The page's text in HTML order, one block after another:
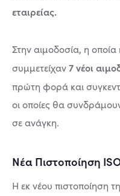
εταιρείας.
Στην αιμοδοσία, η οποία
συμμετείχαν7 νέοι
πρώτη φορά και
οι οποίες θα
σε ανάγκη.
Νέα Πιστοποίηση
Η εκ νέου πιστοποίηση